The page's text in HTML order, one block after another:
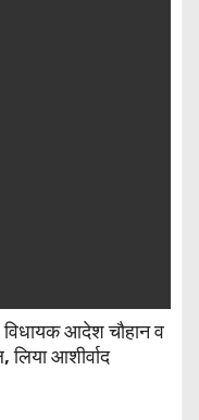
विधायक आदेश चौहान व
आशीर्वाद